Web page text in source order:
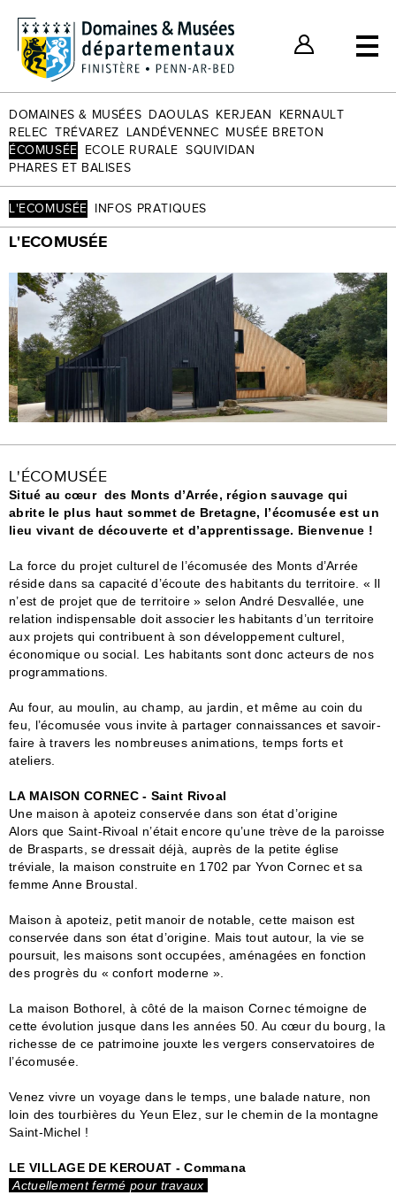
Nos bons plans
Espace Client
DOMAINES & MUSÉES DAOULAS KERJEAN
KERNAULT
RELEC TRÉVAREZ LANDÉVENNEC
MUSÉE BRETON
ÉCOMUSÉE
ECOLE RURALE SQUIVIDAN
PHARES ET BALISES
L'ECOMUSÉE INFOS PRATIQUES
L'ECOMUSÉE
L'ÉCOMUSÉE
Situé au cœur des Monts d’Arrée, région sauvage qui
abrite le plus haut sommet de Bretagne, l’écomusée est un
lieu vivant de découverte et d’apprentissage. Bienvenue !
La force du projet culturel de l’écomusée des Monts d’Arrée
réside dans sa capacité d’écoute des habitants du territoire. « Il
n’est de projet que de territoire » selon André Desvallée, une
relation indispensable doit associer les habitants d’un territoire
aux projets qui contribuent à son développement culturel,
économique ou social. Les habitants sont donc acteurs de nos
programmations.
Au four, au moulin, au champ, au jardin, et même au coin du
feu, l’écomusée vous invite à partager connaissances et savoir-
faire à travers les nombreuses animations, temps forts et
ateliers.
LA MAISON CORNEC - Saint Rivoal
Une maison à apoteiz conservée dans son état d’origine
Alors que Saint-Rivoal n’était encore qu’une trève de la paroisse
de Brasparts, se dressait déjà, auprès de la petite église
tréviale, la maison construite en 1702 par Yvon Cornec et sa
femme Anne Broustal.
Maison à apoteiz, petit manoir de notable, cette maison est
conservée dans son état d’origine. Mais tout autour, la vie se
poursuit, les maisons sont occupées, aménagées en fonction
des progrès du « confort moderne ».
La maison Bothorel, à côté de la maison Cornec témoigne de
cette évolution jusque dans les années 50. Au cœur du bourg, la
richesse de ce patrimoine jouxte les vergers conservatoires de
l’écomusée.
Venez vivre un voyage dans le temps, une balade nature, non
loin des tourbières du Yeun Elez, sur le chemin de la montagne
Saint-Michel !
LE VILLAGE DE KEROUAT - Commana
Actuellement fermé pour travaux